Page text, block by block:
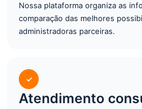
Nossa plataforma organiza as
comparação das melhores
administradoras parceiras.
✓
Atendimento